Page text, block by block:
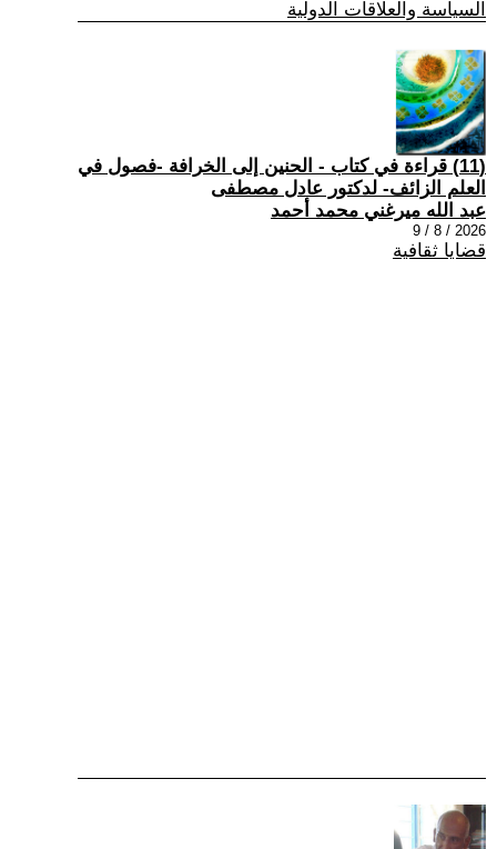
السياسة والعلاقات الدولية
(11) قراءة في كتاب - الحنين إلى الخرافة -فصول في
العلم الزائف- لدكتور عادل مصطفى
عبد الله ميرغني محمد أحمد
2026 / 8 / 9
قضايا ثقافية